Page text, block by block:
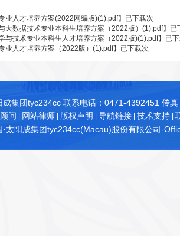
业人才培养方案(2022网编版)(1).pdf】已下载次
大数据技术专业本科生培养方案（2022版）(1).pdf】已
与技术专业本科生人才培养方案（2022版)(1).pdf】已
业人才培养方案（2022版）(1).pdf】已下载次
成集团tyc234cc 联系电话：0471-4392451 传
问 | 网站律师 | 版权声明 | 导航链接 | 技术支持 |
太阳成集团tyc234cc(Macau)股份有限公司-